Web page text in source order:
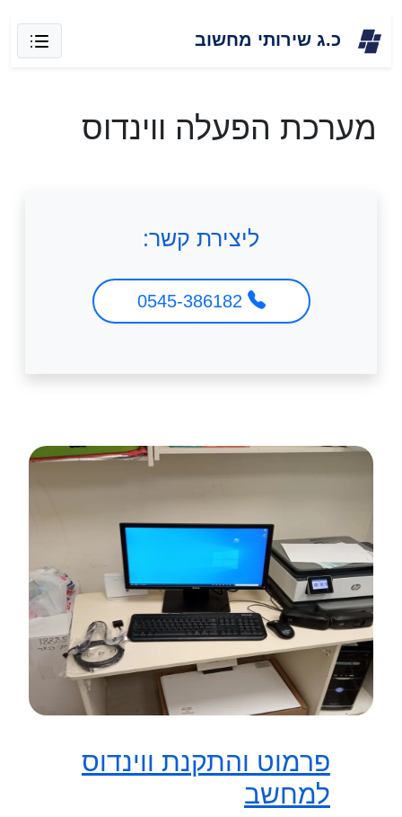
כ.ג שירותי מחשוב
מערכת הפעלה ווינדוס
ליצירת קשר:
פרמוט והתקנת ווינדוס
למחשב